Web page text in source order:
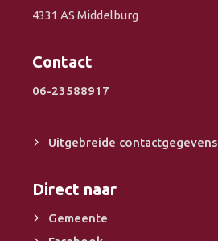
4331 AS Middelburg
Contact
06-23588917
Uitgebreide contactgegevens
Direct naar
Gemeente